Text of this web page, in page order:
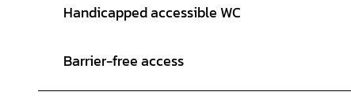
Handicapped accessible WC
Barrier-free access